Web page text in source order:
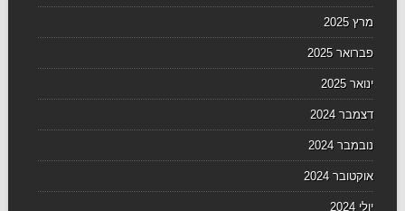
מרץ 2025
פברואר 2025
ינואר 2025
דצמבר 2024
נובמבר 2024
אוקטובר 2024
יולי 2024